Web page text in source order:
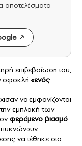
αποτελέσματα
επιβεβαίωση του,
«ενός
να εμφανίζονται
εμπλοκή των
φερόμενο βιασμό
να τέθηκε στο